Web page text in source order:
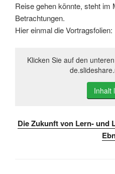
Reise gehen könnte, steht im
Betrachtungen.
Hier einmal die Vortragsfolien:
Klicken Sie auf den
Inhalt
Die Zukunft von Lern- und